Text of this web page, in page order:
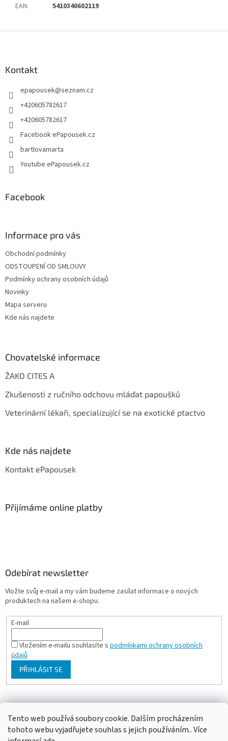
Tento web používá soubory cookie. Dalším procházením
tohoto webu vyjadřujete souhlas s jejich používáním.. Více
EAN: 5410340602119
Kontakt
epapousek@seznam.cz
+420605782617
+420605782617
Facebook ePapousek.cz
bartlovamarta
Youtube ePapousek.cz
Facebook
Informace pro vás
Obchodní podmínky
ODSTOUPENÍ OD SMLOUVY
Podmínky ochrany osobních údajů
Novinky
Mapa serveru
Kde nás najdete
Chovatelské informace
ŽAKO CITES A
Zkušenosti z ručního odchovu mláďat papoušků
Veterinární lékaři, specializující se na exotické ptactvo
Kde nás najdete
Kontakt ePapousek
Přijímáme online platby
Odebírat newsletter
Vložte svůj e-mail a my vám budeme zasílat informace o nových
produktech na našem e-shopu.
E-mail
Vložením e-mailu souhlasíte s podmínkami ochrany osobních
údajů
PŘIHLÁSIT SE